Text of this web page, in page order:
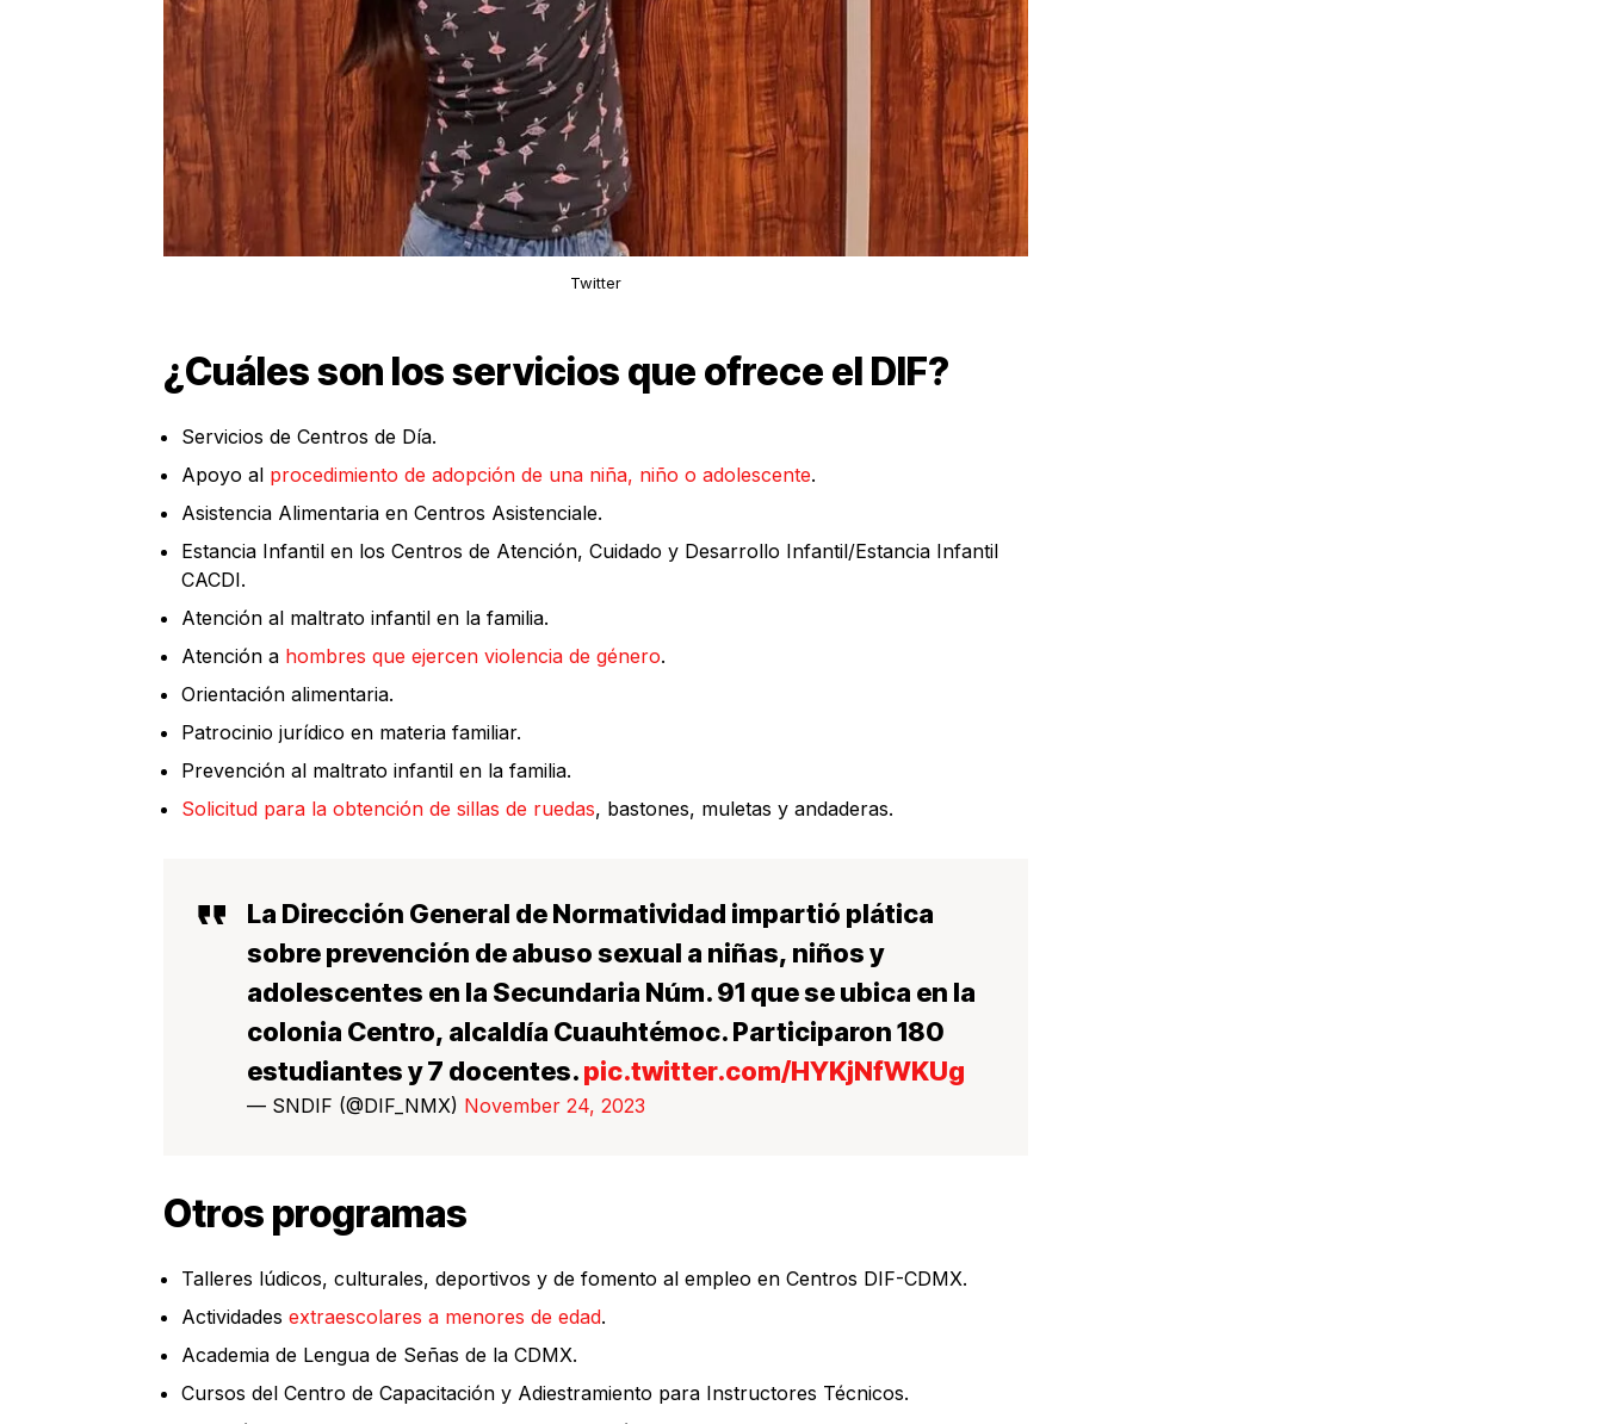
Twitter
¿Cuáles son los servicios que ofrece el DIF?
Servicios de Centros de Día.
Apoyo al procedimiento de adopción de una niña, niño o adolescente.
Asistencia Alimentaria en Centros Asistenciale.
Estancia Infantil en los Centros de Atención, Cuidado y Desarrollo Infantil/Estancia Infantil
CACDI.
Atención al maltrato infantil en la familia.
Atención a hombres que ejercen violencia de género.
Orientación alimentaria.
Patrocinio jurídico en materia familiar.
Prevención al maltrato infantil en la familia.
Solicitud para la obtención de sillas de ruedas, bastones, muletas y andaderas.
La Dirección General de Normatividad impartió plática
sobre prevención de abuso sexual a niñas, niños y
adolescentes en la Secundaria Núm. 91 que se ubica en la
colonia Centro, alcaldía Cuauhtémoc. Participaron 180
estudiantes y 7 docentes.pic.twitter.com/HYKjNfWKUg
— SNDIF (@DIF_NMX) November 24, 2023
Otros programas
Talleres lúdicos, culturales, deportivos y de fomento al empleo en Centros DIF-CDMX.
Actividades extraescolares a menores de edad.
Academia de Lengua de Señas de la CDMX.
Cursos del Centro de Capacitación y Adiestramiento para Instructores Técnicos.